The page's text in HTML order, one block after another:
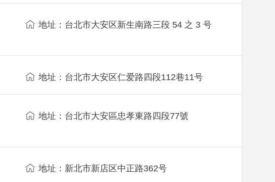
地址：台北市大安区新生南路三段 54 之 3 号
地址：台北市大安区仁爱路四段112巷11号
地址：台北市大安區忠孝東路四段77號
地址：新北市新店区中正路362号